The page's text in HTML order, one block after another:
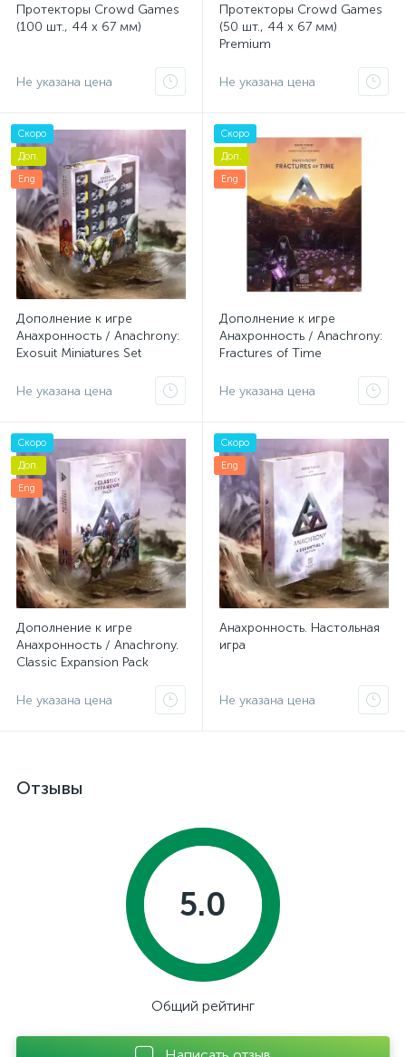
Протекторы Crowd Games
(100 шт., 44 x 67 мм)
Не указана цена
Протекторы Crowd Games
(50 шт., 44 x 67 мм)
Premium
Не указана цена
Скоро
Доп.
Eng
Дополнение к игре
Анахронность / Anachrony:
Exosuit Miniatures Set
Не указана цена
Скоро
Доп.
Eng
Дополнение к игре
Анахронность / Anachrony:
Fractures of Time
Не указана цена
Скоро
Доп.
Eng
Дополнение к игре
Анахронность / Anachrony.
Classic Expansion Pack
Не указана цена
Скоро
Eng
Анахронность. Настольная
игра
Не указана цена
Отзывы
5.0
Общий рейтинг